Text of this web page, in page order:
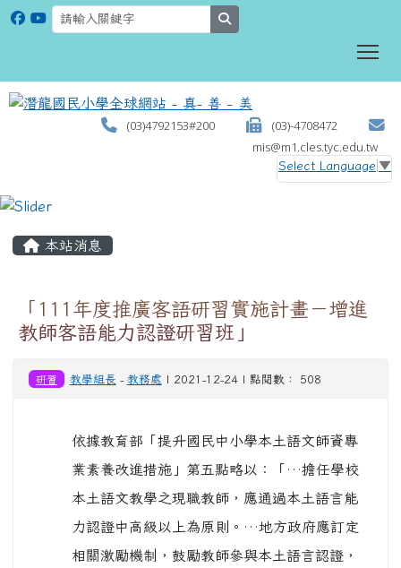
(03)4792153#200
(03)-4708472
mis@m1.cles.tyc.edu.tw
Select Language ▼
本站消息
「111年度推廣客語研習實施計畫－增進
教師客語能力認證研習班」
研習 教學組長 - 教務處 | 2021-12-24 | 點閱數： 508
依據教育部「提升國民中小學本土語文師資專
業素養改進措施」第五點略以：「…擔任學校
本土語文教學之現職教師，應通過本土語言能
力認證中高級以上為原則。…地方政府應訂定
相關激勵機制，鼓勵教師參與本土語言認證，